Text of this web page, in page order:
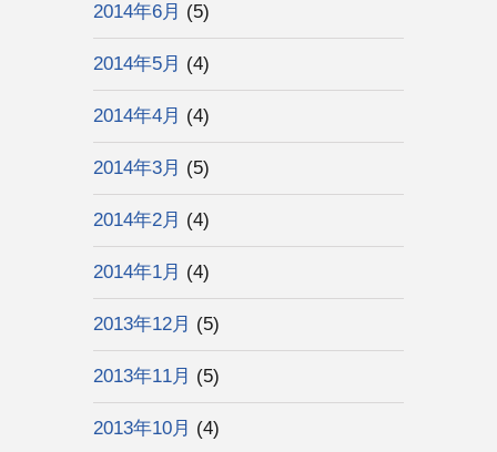
2014年6月 (5)
2014年5月 (4)
2014年4月 (4)
2014年3月 (5)
2014年2月 (4)
2014年1月 (4)
2013年12月 (5)
2013年11月 (5)
2013年10月 (4)